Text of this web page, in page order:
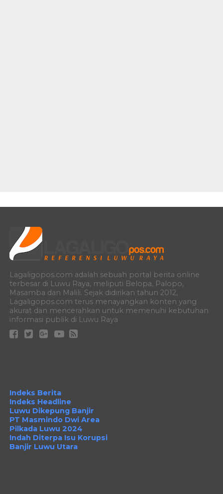
Lagaligopos.com adalah sebuah portal berita online
terbesar di Luwu Raya, meliputi Belopa, Palopo,
Masamba dan Malili. Sejak didirikan tahun 2012,
Lagaligopos.com terus menayangkan konten yang
akurat dan mencerahkan untuk memenuhi kebutuhan
informasi publik di Luwu Raya
Indeks Berita
Indeks Headline
Luwu Dikepung Banjir
PT Masmindo Dwi Area
Pilkada Luwu 2024
Indah Diterpa Isu Korupsi
Banjir Luwu Utara